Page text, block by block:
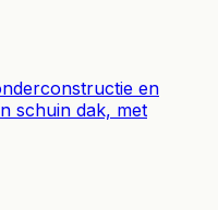
en
schuin dak, met